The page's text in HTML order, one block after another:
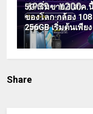
5G เริ่มขาย 1 ส.ค
ของโลก กล้อง
256GB เริ่มต้นเพีย
Share